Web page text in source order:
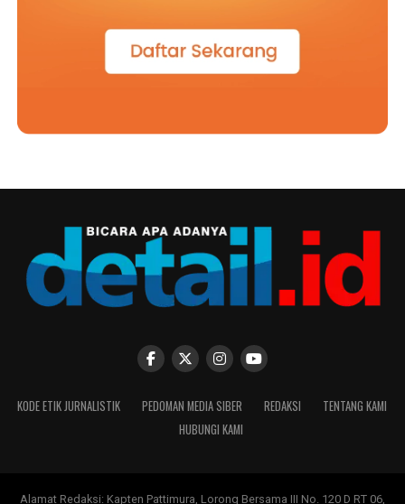
KODE ETIK JURNALISTIK PEDOMAN MEDIA SIBER REDAKSI
TENTANG KAMI
HUBUNGI KAMI
Alamat Redaksi: Kapten Pattimura, Lorong Bersama III No. 120 D RT 06,